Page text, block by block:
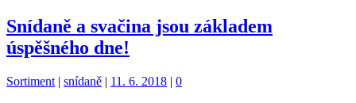
Snídaně a svačina jsou základem
úspěšného dne!
Kategorie:
Sortiment | Štítky:
snídaně | 11. 6. 2018 | 0